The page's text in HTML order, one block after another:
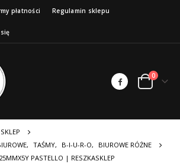
płatności Regulamin sklepu
0
SKLEP
, TAŚMY, B-I-U-R-O,
BIUROWE RÓŻNE
PASTELLO | RESZKASKLEP